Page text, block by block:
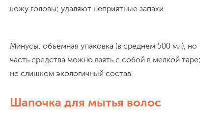
кожу головы; удаляют неприятные запахи.
Минусы: объёмная упаковка (в среднем 500 мл), но
часть средства можно взять с собой в мелкой таре;
не слишком экологичный состав.
Шапочка для мытья волос